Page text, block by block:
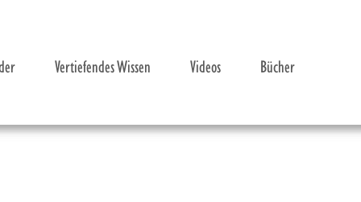
Vertiefendes Wissen Videos Bücher